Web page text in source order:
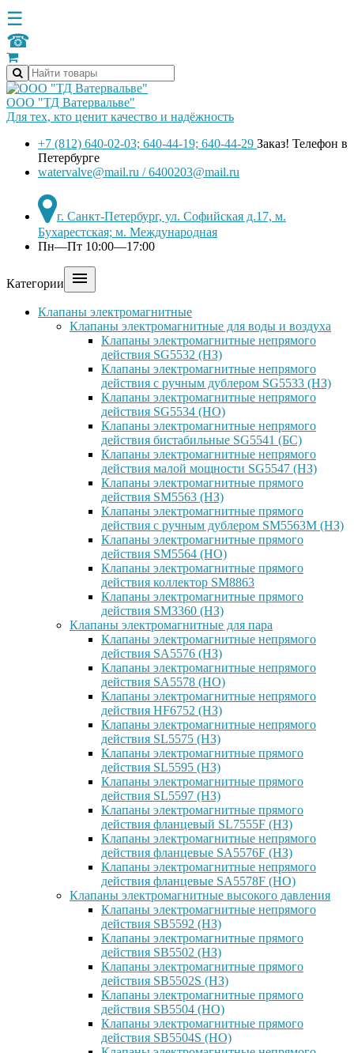
☰
☎
ООО "ТД Ватервальве"
Для тех, кто ценит качество и надёжность
+7 (812) 640-02-03; 640-44-19; 640-44-29 Заказ! Телефон в
Петербурге
watervalve@mail.ru / 6400203@mail.ru
г. Санкт-Петербург, ул. Софийская д.17, м.
Бухарестская; м. Международная
Пн—Пт 10:00—17:00
Категории 
Клапаны электромагнитные
Клапаны электромагнитные для воды и воздуха
Клапаны электромагнитные непрямого
действия SG5532 (НЗ)
Клапаны электромагнитные непрямого
действия с ручным дублером SG5533 (НЗ)
Клапаны электромагнитные непрямого
действия SG5534 (НО)
Клапаны электромагнитные непрямого
действия бистабильные SG5541 (БС)
Клапаны электромагнитные непрямого
действия малой мощности SG5547 (НЗ)
Клапаны электромагнитные прямого
действия SM5563 (НЗ)
Клапаны электромагнитные прямого
действия с ручным дублером SM5563M (НЗ)
Клапаны электромагнитные прямого
действия SM5564 (НО)
Клапаны электромагнитные прямого
дейcтвия коллектор SM8863
Клапаны электромагнитные прямого
действия SM3360 (НЗ)
Клапаны электромагнитные для пара
Клапаны электромагнитные непрямого
действия SA5576 (НЗ)
Клапаны электромагнитные непрямого
действия SA5578 (НО)
Клапаны электромагнитные непрямого
действия HF6752 (НЗ)
Клапаны электромагнитные непрямого
действия SL5575 (НЗ)
Клапаны электромагнитные прямого
действия SL5595 (НЗ)
Клапаны электромагнитные прямого
действия SL5597 (НЗ)
Клапаны электромагнитные прямого
действия фланцевый SL7555F (НЗ)
Клапаны электромагнитные непрямого
действия фланцевые SA5576F (НЗ)
Клапаны электромагнитные непрямого
действия фланцевые SA5578F (НО)
Клапаны электромагнитные высокого давления
Клапаны электромагнитные непрямого
действия SB5592 (НЗ)
Клапаны электромагнитные прямого
действия SB5502 (НЗ)
Клапаны электромагнитные прямого
действия SB5502S (НЗ)
Клапаны электромагнитные прямого
действия SB5504 (НО)
Клапаны электромагнитные прямого
действия SB5504S (НО)